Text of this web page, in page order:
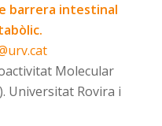
barrera intestinal
Molecular
Universitat Rovira i